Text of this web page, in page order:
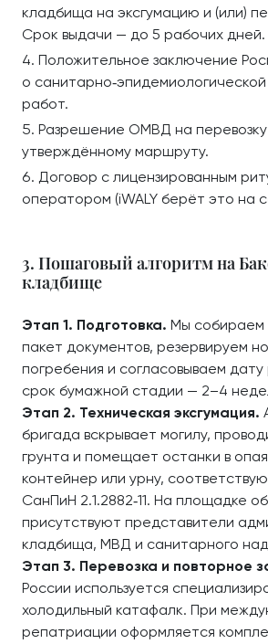
кладбища на эксгумацию и (или)
Срок выдачи — до 5 рабочих дней.
Положительное заключение
о
работ.
Разрешение ОМВД на перевозку
утверждённому маршруту.
Договор с лицензированным
оператором (iWALY берёт это на
3. Пошаговый алгоритм на
кладбище
Этап 1. Подготовка. Мы собираем
пакет документов, резервируем
погребения и согласовываем
срок бумажной стадии — 2–4
Этап 2. Техническая эксгумация.
бригада вскрывает могилу,
грунта и помещает останки в
контейнер или урну,
СанПиН 2.1.2882‑11. На площадке
присутствуют представители
кладбища, МВД и санитарного
Этап 3. Перевозка и повторное
России используется
холодильный катафалк. При
репатриации оформляется